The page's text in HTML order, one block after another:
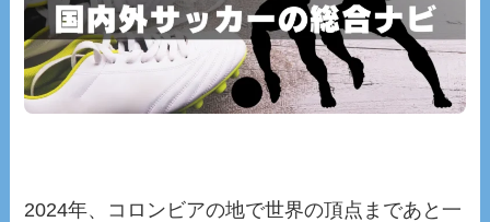
2024年、コロンビアの地で世界の頂点まであと一